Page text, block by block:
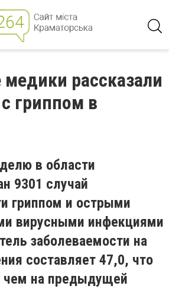
рассказали
гриппом в
в области
9301 случай
гриппом и острыми
вирусными инфекциями
заболеваемости на
составляет 47,0, что
чем на предыдущей